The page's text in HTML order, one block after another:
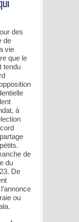
des
de
vie
que le
tendu
à
de
du
De
ou